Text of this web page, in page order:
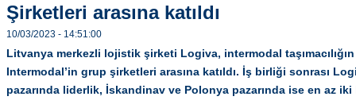
Şirketleri arasına katıldı
10/03/2023 - 14:51:00
Litvanya merkezli lojistik şirketi Logiva, intermodal
Intermodal’in grup şirketleri arasına katıldı. İş birliği sonrası
pazarında liderlik, İskandinav ve Polonya pazarında ise en az